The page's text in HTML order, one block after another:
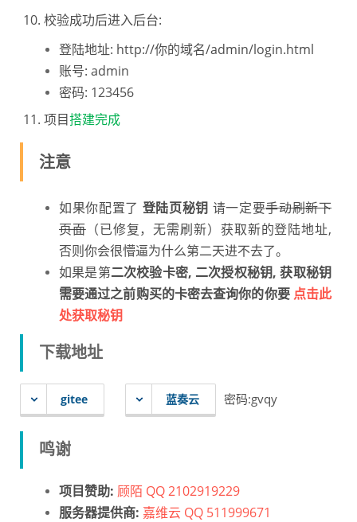
10. 校验成功后进入后台:
登陆地址: http://你的域名/admin/login.html
账号: admin
密码: 123456
11. 项目搭建完成
注意
如果你配置了 登陆页秘钥 请一定要手动刷新下
页面（已修复，无需刷新） 获取新的登陆地址,
否则你会很懵逼为什么第二天进不去了。
如果是第二次校验卡密, 二次授权秘钥, 获取秘钥
需要通过之前购买的卡密去查询你的你要 点击此
处获取秘钥
下载地址
gitee 蓝奏云 密码:gvqy
鸣谢
项目赞助: 顾陌 QQ 2102919229
服务器提供商: 嘉维云 QQ 511999671